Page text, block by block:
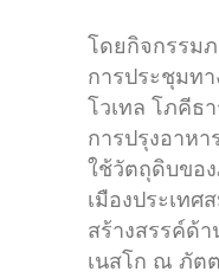
โดยกิจกรรม
การประชุมท
โวเทล โภคีธ
การปรุงอาห
ใช้วัตถุดิบขอ
เมืองประเทศ
สร้างสรรค์ด้
เนสโก ณ ภัต